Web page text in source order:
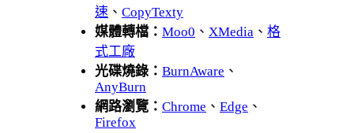
速 、 CopyTexty
媒體轉檔： Moo0 、 XMedia 、 格
式工廠
光碟燒錄： BurnAware 、
AnyBurn
網路瀏覽： Chrome 、 Edge 、
Firefox